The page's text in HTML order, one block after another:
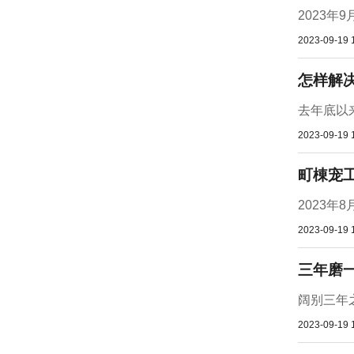
2023年9
2023-09-19
怎样解
去年底以
2023-09-19
町棟宠
2023年8
2023-09-19
三年磨
阔别三年
2023-09-19